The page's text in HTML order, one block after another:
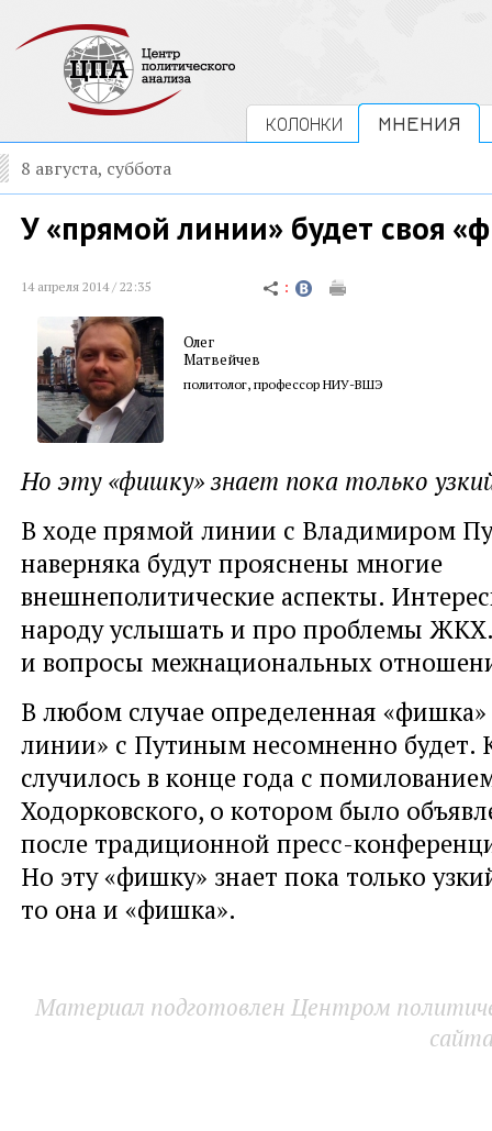
КОЛОНКИ МНЕНИЯ
8 августа, суббота
У «прямой линии» будет своя
14 апреля 2014 / 22:35
Олег
Матвейчев
политолог, профессор НИУ-ВШЭ
Но эту «фишку» знает пока только
В ходе прямой линии с Владимиром
наверняка будут прояснены многие
внешнеполитические аспекты.
народу услышать и про проблемы
и вопросы межнациональных
В любом случае определенная
линии» с Путиным несомненно будет.
случилось в конце года с
Ходорковского, о котором было
после традиционной пресс-
Но эту «фишку» знает пока только
то она и «фишка».
Материал подготовлен Центром